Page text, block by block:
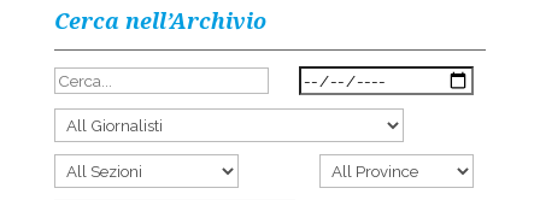
Cerca nell’Archivio